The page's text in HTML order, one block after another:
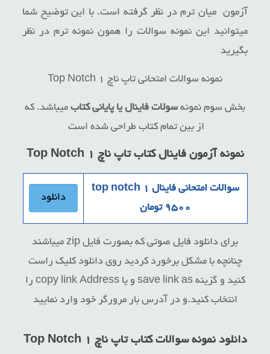
آزمون میان ترم در نظر گرفته است. با این توضیح شما
میتوانید این نمونه سوالات را همون نمونه ترم در نظر
بگیرید
نمونه سوالات امتحانی تاپ ناچ ۱ Top Notch
بخش سوم نمونه سولات فاینال یا پایانی کتابمیباشد. که
از بین تمام کتاب طراحی شده است
نمونه آزمون فاینال کتابتاپ ناچ ۱ Top Notch
سوالات امتحانی فاینال top notch 1
۹۵۰۰ تومان
دانلود
برای دانلود فایل صوتی که بصورت فایل zip میباشند
چنانچه با مشکل برخورد کردید روی دانلود کلیک راست
کنید و گزینه save link as و یا copy link Address را
انتخاب کنید.و در آدرس بار مرورگر خود وارد نمایید
دانلود نمونه سوالات کتاب تاپ ناچ ۱ Top Notch